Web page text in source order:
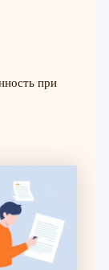
при